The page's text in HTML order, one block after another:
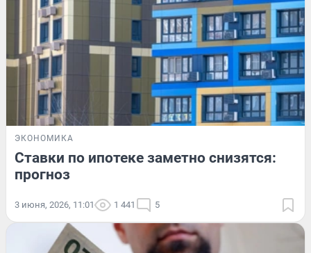
ЭКОНОМИКА
Ставки по ипотеке заметно снизятся:
прогноз
3 июня, 2026, 11:01 1 441 5